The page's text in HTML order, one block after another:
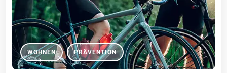
WOHNEN PRÄVENTION